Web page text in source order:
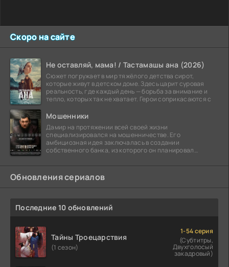
Скоро на сайте
Не оставляй, мама! / Тастамашы ана (2026)
Сюжет погружает в мир тяжёлого детства сирот,
которые живут в детском доме. Здесь царит суровая
реальность, где каждый день — борьба за внимание и
тепло, которых так не хватает. Герои соприкасаются с
Мошенники
Дамир на протяжении всей своей жизни
специализировался на мошенничестве. Его
амбициозная идея заключалась в создании
собственного банка, из которого он планировал
Обновления сериалов
Последние 10 обновлений
Тайны Троецарствия
(1 сезон)
1-54 серия
(Субтитры,
Двухголосый
закадровый)